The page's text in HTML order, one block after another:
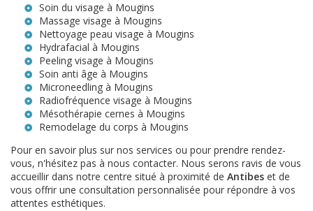
Soin du visage à Mougins
Massage visage à Mougins
Nettoyage peau visage à Mougins
Hydrafacial à Mougins
Peeling visage à Mougins
Soin anti âge à Mougins
Microneedling à Mougins
Radiofréquence visage à Mougins
Mésothérapie cernes à Mougins
Remodelage du corps à Mougins
Pour en savoir plus sur nos services ou pour prendre rendez-
vous, n'hésitez pas à nous contacter. Nous serons ravis de vous
accueillir dans notre centre situé à proximité de Antibes et de
vous offrir une consultation personnalisée pour répondre à vos
attentes esthétiques.